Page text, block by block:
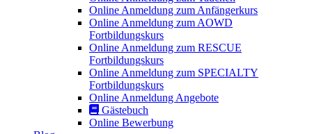
Online Anmeldung zum Anfängerkurs
Online Anmeldung zum AOWD
Fortbildungskurs
Online Anmeldung zum RESCUE
Fortbildungskurs
Online Anmeldung zum SPECIALTY
Fortbildungskurs
Online Anmeldung Angebote
Gästebuch
Online Bewerbung